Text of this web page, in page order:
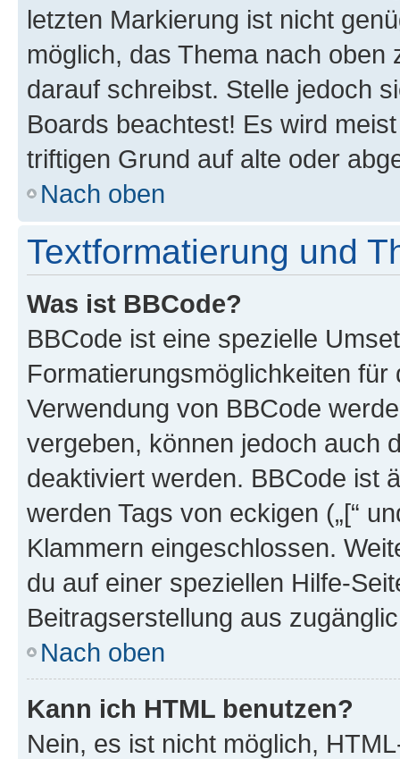
letzten Markierung ist nicht
möglich, das Thema nach oben
darauf schreibst. Stelle jedoch
Boards beachtest! Es wird
triftigen Grund auf alte oder
Nach oben
Textformatierung und
Was ist BBCode?
BBCode ist eine spezielle
Formatierungsmöglichkeiten
Verwendung von BBCode
vergeben, können jedoch auch
deaktiviert werden. BBCode ist
werden Tags von eckigen („[“
Klammern eingeschlossen.
du auf einer speziellen Hilfe-
Beitragserstellung aus
Nach oben
Kann ich HTML benutzen?
Nein, es ist nicht möglich,